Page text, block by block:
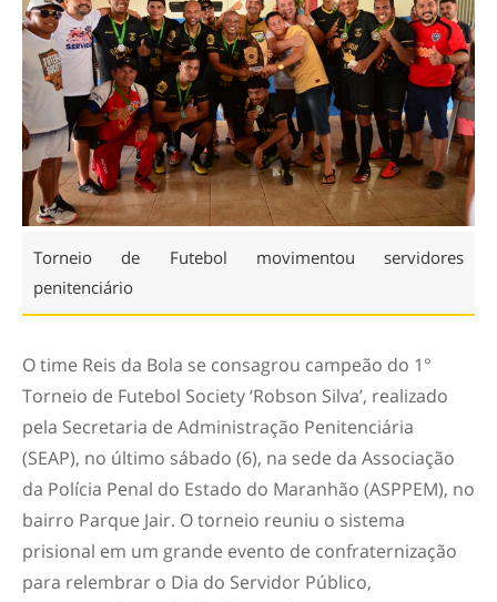
Torneio de Futebol movimentou servidores
penitenciário
O time Reis da Bola se consagrou campeão do 1°
Torneio de Futebol Society ‘Robson Silva’, realizado
pela Secretaria de Administração Penitenciária
(SEAP), no último sábado (6), na sede da Associação
da Polícia Penal do Estado do Maranhão (ASPPEM), no
bairro Parque Jair. O torneio reuniu o sistema
prisional em um grande evento de confraternização
para relembrar o Dia do Servidor Público,